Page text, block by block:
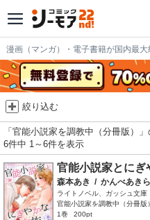
漫画（マンガ）・電子書籍が国内最大
絞り込む
「官能小説家を調教中（分冊版）
6件中 1～6件を表示
官能小説家とにぎ
森本あき / かんべあきら
ライトノベル、ガッシュ文庫
官能小説家を調教中（分冊版
1巻
200pt